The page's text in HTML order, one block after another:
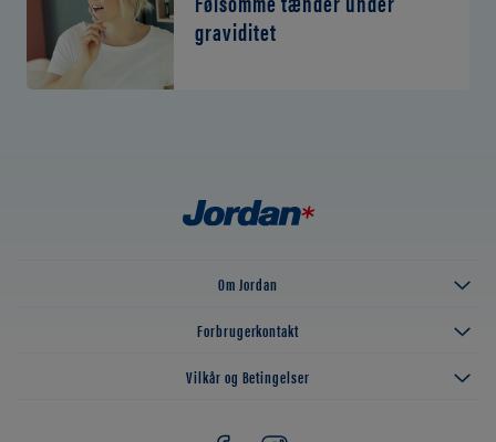
graviditet
Om Jordan
Forbrugerkontakt
Vilkår og Betingelser